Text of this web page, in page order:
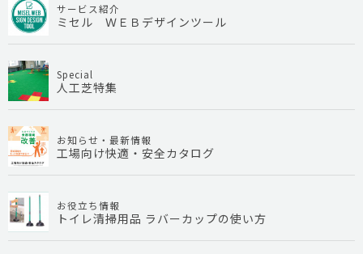
サービス紹介
ミセル ＷＥＢデザインツール
Special
人工芝特集
お知らせ・最新情報
工場向け快適・安全カタログ
お役立ち情報
トイレ清掃用品 ラバーカップの使い方